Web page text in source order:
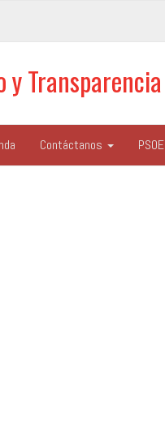
y Transparencia
Contáctanos PSOE